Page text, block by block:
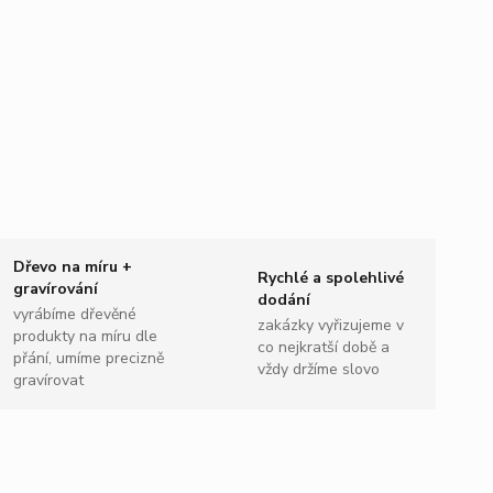
Dřevo na míru +
gravírování
vyrábíme dřevěné
produkty na míru dle
přání, umíme precizně
gravírovat
Rychlé a spolehlivé
dodání
zakázky vyřizujeme v
co nejkratší době a
vždy držíme slovo